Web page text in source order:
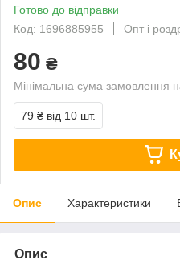
Готово до відправки
Код: 1696885955
Опт і
80 ₴
Мінімальна сума замовлення
79 ₴ від 10 шт.
Опис Характеристики
Опис